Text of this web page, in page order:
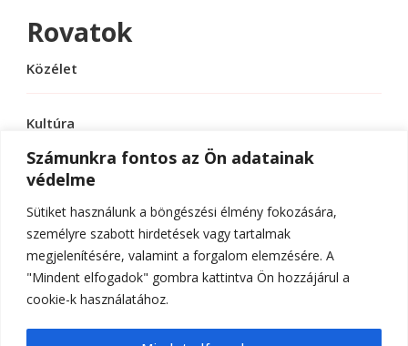
Számunkra fontos az Ön adatainak
védelme
Sütiket használunk a böngészési élmény fokozására,
személyre szabott hirdetések vagy tartalmak
megjelenítésére, valamint a forgalom elemzésére. A
"Mindent elfogadok" gombra kattintva Ön hozzájárul a
cookie-k használatához.
Rovatok
Közélet
Kultúra
Sport
Tudomány
© Szerzői jog 2026 ELTE Online